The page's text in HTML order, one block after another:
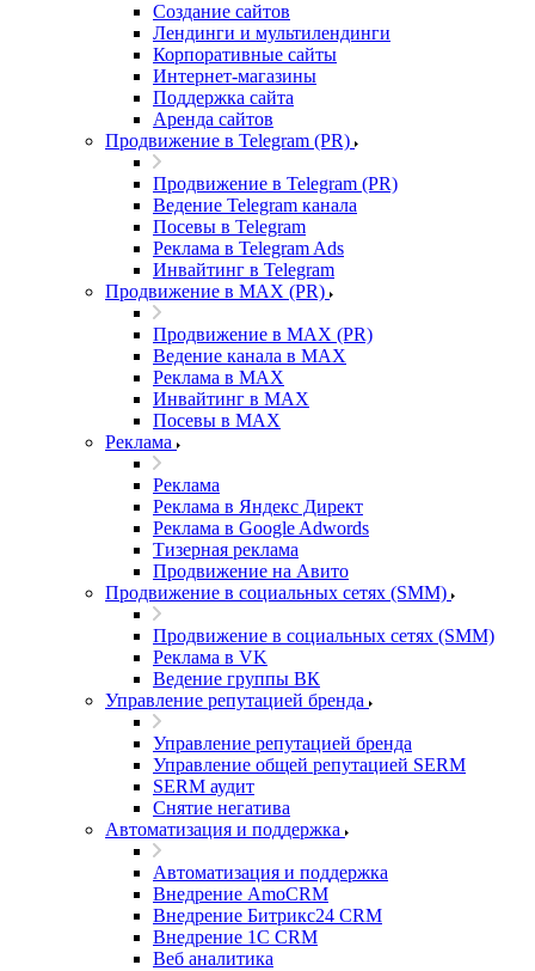
Создание сайтов
Лендинги и мультилендинги
Корпоративные сайты
Интернет-магазины
Поддержка сайта
Аренда сайтов
Продвижение в Telegram (PR)
Продвижение в Telegram (PR)
Ведение Telegram канала
Посевы в Telegram
Реклама в Telegram Ads
Инвайтинг в Telegram
Продвижение в MAX (PR)
Продвижение в MAX (PR)
Ведение канала в MAX
Реклама в MAX
Инвайтинг в MAX
Посевы в MAX
Реклама
Реклама
Реклама в Яндекс Директ
Реклама в Google Adwords
Тизерная реклама
Продвижение на Авито
Продвижение в социальных сетях (SMM)
Продвижение в социальных сетях (SMM)
Реклама в VK
Ведение группы ВК
Управление репутацией бренда
Управление репутацией бренда
Управление общей репутацией SERM
SERM аудит
Снятие негатива
Автоматизация и поддержка
Автоматизация и поддержка
Внедрение AmoCRM
Внедрение Битрикс24 CRM
Внедрение 1C CRM
Веб аналитика